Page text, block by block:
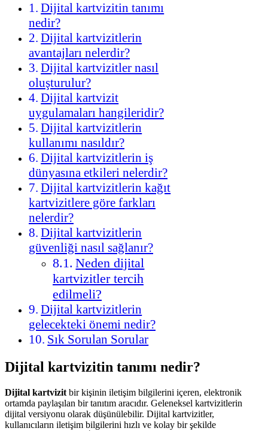
Dijital kartvizitin tanımı
nedir?
Dijital kartvizitlerin
avantajları nelerdir?
Dijital kartvizitler nasıl
oluşturulur?
Dijital kartvizit
uygulamaları hangileridir?
Dijital kartvizitlerin
kullanımı nasıldır?
Dijital kartvizitlerin iş
dünyasına etkileri nelerdir?
Dijital kartvizitlerin kağıt
kartvizitlere göre farkları
nelerdir?
Dijital kartvizitlerin
güvenliği nasıl sağlanır?
Neden dijital
kartvizitler tercih
edilmeli?
Dijital kartvizitlerin
gelecekteki önemi nedir?
Sık Sorulan Sorular
Dijital kartvizitin tanımı nedir?
Dijital kartvizit bir kişinin iletişim bilgilerini içeren, elektronik
ortamda paylaşılan bir tanıtım aracıdır. Geleneksel kartvizitlerin
dijital versiyonu olarak düşünülebilir. Dijital kartvizitler,
kullanıcıların iletişim bilgilerini hızlı ve kolay bir şekilde